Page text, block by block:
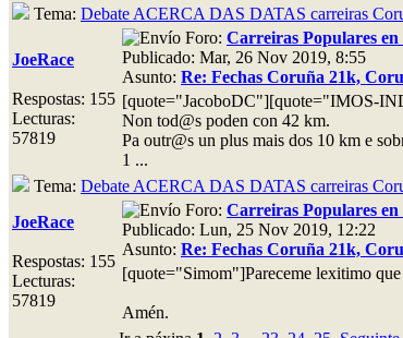
Tema: Debate ACERCA DAS DATAS carreiras
JoeRace
Respostas: 155
Lecturas:
57819
Foro: Carreiras Populares en
Publicado: Mar, 26 Nov 2019, 8:55
Asunto: Re: Fechas Coruña 21k,
[quote="JacoboDC"][quote="IMOS-
Non tod@s poden con 42 km.
Pa outr@s un plus mais dos 10 km e
1 ...
Tema: Debate ACERCA DAS DATAS carreiras
JoeRace
Respostas: 155
Lecturas:
57819
Foro: Carreiras Populares en
Publicado: Lun, 25 Nov 2019, 12:22
Asunto: Re: Fechas Coruña 21k,
[quote="Simom"]Pareceme lexitimo que
Amén.